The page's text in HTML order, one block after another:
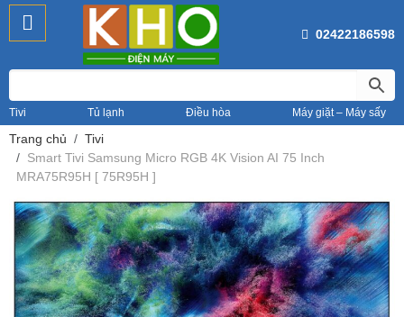
02422186598
Tivi Tủ lạnh Điều hòa Máy giặt – Máy sấy
Trang chủ
Tivi
Smart Tivi Samsung Micro RGB 4K Vision AI 75 Inch
MRA75R95H [ 75R95H ]